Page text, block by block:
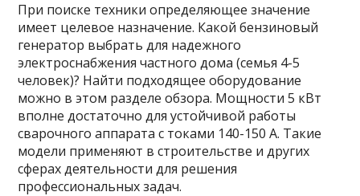
При поиске техники определяющее значение
имеет целевое назначение. Какой бензиновый
генератор выбрать для надежного
электроснабжения частного дома (семья 4-5
человек)? Найти подходящее оборудование
можно в этом разделе обзора. Мощности 5 кВт
вполне достаточно для устойчивой работы
сварочного аппарата с токами 140-150 А. Такие
модели применяют в строительстве и других
сферах деятельности для решения
профессиональных задач.